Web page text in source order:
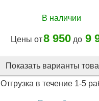
В наличии
Цены от8 950до 9
Показать варианты
Отгрузка в течение 1-5